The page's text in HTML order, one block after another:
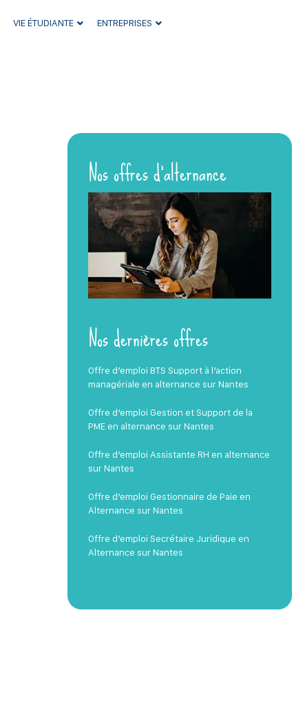
VIE ÉTUDIANTE ENTREPRISES
Nos offres d’alternance
Nos dernières offres
Offre d’emploi BTS Support à l’action
managériale en alternance sur Nantes
Offre d’emploi Gestion et Support de la
PME en alternance sur Nantes
Offre d’emploi Assistante RH en alternance
sur Nantes
Offre d’emploi Gestionnaire de Paie en
Alternance sur Nantes
Offre d’emploi Secrétaire Juridique en
Alternance sur Nantes